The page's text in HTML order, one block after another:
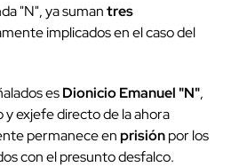
"N", ya sumantres
implicados en el caso del
esDionicio Emanuel "N",
exjefe directo de la ahora
permanece enprisiónpor los
con el presunto desfalco.